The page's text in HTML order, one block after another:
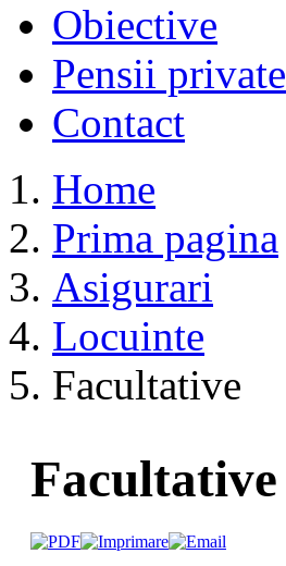
Obiective
Pensii private
Contact
Home
Prima pagina
Asigurari
Locuinte
Facultative
Facultative